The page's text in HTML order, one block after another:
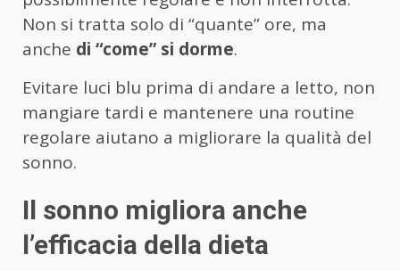
Non si tratta solo di “quante” ore, ma
anche di “come” si dorme.
Evitare luci blu prima di andare a letto, non
mangiare tardi e mantenere una routine
regolare aiutano a migliorare la qualità del
sonno.
Il sonno migliora anche
l’efficacia della dieta